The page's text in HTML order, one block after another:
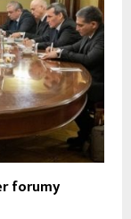
forumy